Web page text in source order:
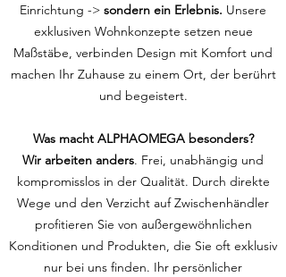
Einrichtung -> sondern ein Erlebnis. Unsere
exklusiven Wohnkonzepte setzen neue
Maßstäbe, verbinden Design mit Komfort und
machen Ihr Zuhause zu einem Ort, der berührt
und begeistert.
Was macht ALPHAOMEGA besonders?
Wir arbeiten anders. Frei, unabhängig und
kompromisslos in der Qualität. Durch direkte
Wege und den Verzicht auf Zwischenhändler
profitieren Sie von außergewöhnlichen
Konditionen und Produkten, die Sie oft exklusiv
nur bei uns finden. Ihr persönlicher